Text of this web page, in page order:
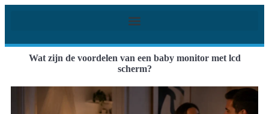
Wat zijn de voordelen van een baby monitor met lcd
scherm?